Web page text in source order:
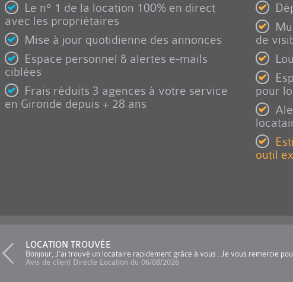
Le n° 1 de la location 100% en direct
avec les propriétaires
Mise à jour quotidienne des annonces
Espace personnel & alertes e-mails
ciblées
Frais réduits 3 agences à votre service
en Gironde depuis + 28 ans
de
pour
outil
LOCATION TROUVÉE
Bonjour, J'ai trouvé un locataire rapidement grâce à vous . Je vous remercie
Avis de client Directe Location du 06/08/2026